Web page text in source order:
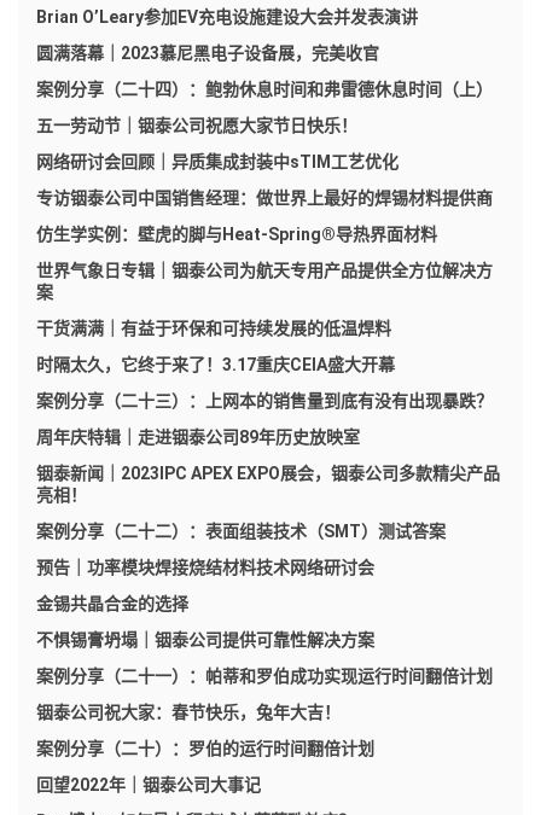
Brian O’Leary参加EV充电设施建设大会并发表演讲
圆满落幕｜2023慕尼黑电子设备展，完美收官
案例分享（二十四）：鲍勃休息时间和弗雷德休息时间（上）
五一劳动节｜铟泰公司祝愿大家节日快乐！
网络研讨会回顾｜异质集成封装中sTIM工艺优化
专访铟泰公司中国销售经理：做世界上最好的焊锡材料提供商
仿生学实例：壁虎的脚与Heat-Spring®导热界面材料
世界气象日专辑｜铟泰公司为航天专用产品提供全方位解决方
案
干货满满｜有益于环保和可持续发展的低温焊料
时隔太久，它终于来了！3.17重庆CEIA盛大开幕
案例分享（二十三）：上网本的销售量到底有没有出现暴跌？
周年庆特辑｜走进铟泰公司89年历史放映室
铟泰新闻｜2023IPC APEX EXPO展会，铟泰公司多款精尖产品
亮相！
案例分享（二十二）：表面组装技术（SMT）测试答案
预告｜功率模块焊接烧结材料技术网络研讨会
金锡共晶合金的选择
不惧锡膏坍塌｜铟泰公司提供可靠性解决方案
案例分享（二十一）：帕蒂和罗伯成功实现运行时间翻倍计划
铟泰公司祝大家：春节快乐，兔年大吉！
案例分享（二十）：罗伯的运行时间翻倍计划
回望2022年｜铟泰公司大事记